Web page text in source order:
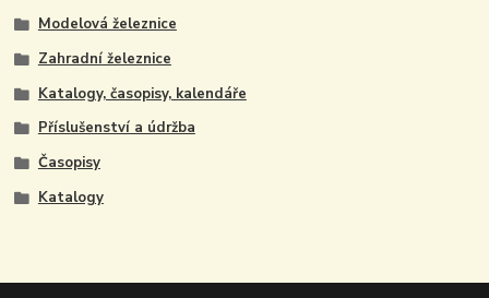
Modelová železnice
Zahradní železnice
Katalogy, časopisy, kalendáře
Příslušenství a údržba
Časopisy
Katalogy